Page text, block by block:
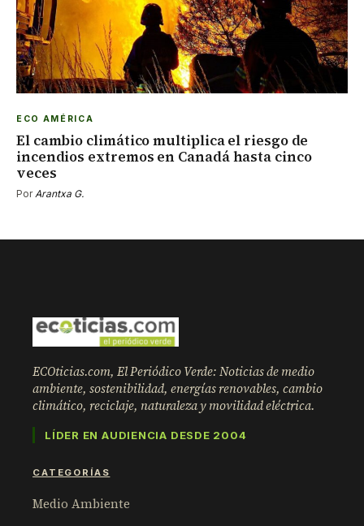
ECO AMÉRICA
El cambio climático multiplica el riesgo de
incendios extremos en Canadá hasta cinco
veces
PorArantxa G.
ECOticias.com, El Periódico Verde: Noticias de medio
ambiente, sostenibilidad, energías renovables, cambio
climático, reciclaje, naturaleza y movilidad eléctrica.
LÍDER EN AUDIENCIA DESDE 2004
CATEGORÍAS
Medio Ambiente